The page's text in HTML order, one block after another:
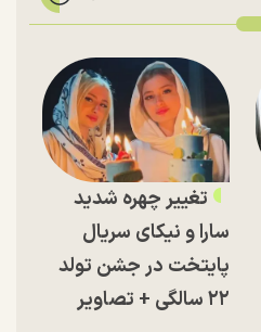
تغییر چهره شدید
سارا و نیکای سریال
پایتخت در جشن تولد
۲۲ سالگی + تصاویر